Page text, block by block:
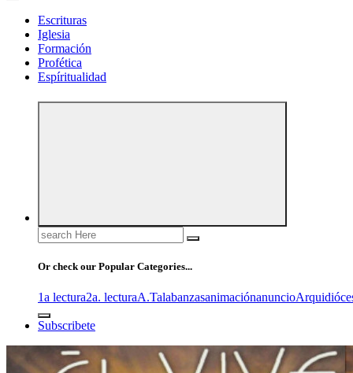
Escrituras
Iglesia
Formación
Profética
Espíritualidad
Search
for:
Or check our Popular Categories...
1a lectura2a. lecturaA.Talabanzasanimaciónanuncio
Subscribete